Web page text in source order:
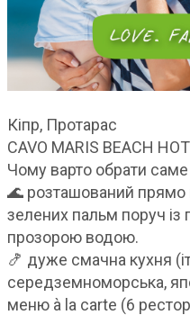
Кіпр, Протарас
CAVO MARIS BEACH
Чому варто обрати саме
🌊 розташований прямо
зелених пальм поруч
прозорою водою.
🍤 дуже смачна кухня
середземноморська,
меню à la carte (6